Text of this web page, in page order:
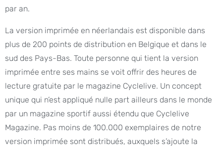
par an.
La version imprimée en néerlandais est disponible dans
plus de 200 points de distribution en Belgique et dans le
sud des Pays-Bas. Toute personne qui tient la version
imprimée entre ses mains se voit offrir des heures de
lecture gratuite par le magazine Cyclelive. Un concept
unique qui n’est appliqué nulle part ailleurs dans le monde
par un magazine sportif aussi étendu que Cyclelive
Magazine. Pas moins de 100.000 exemplaires de notre
version imprimée sont distribués, auxquels s’ajoute la